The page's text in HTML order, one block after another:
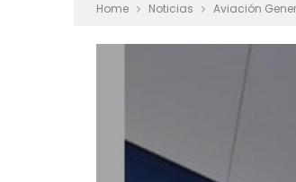
Home Noticias Aviación